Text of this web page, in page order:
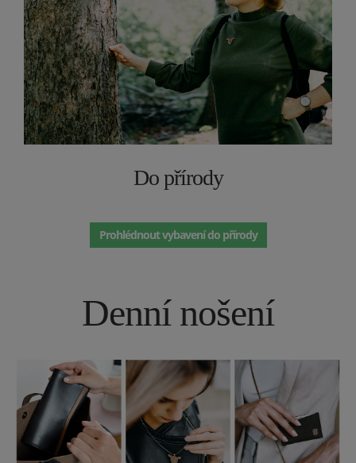
Do přírody
Prohlédnout vybavení do přírody
Denní nošení